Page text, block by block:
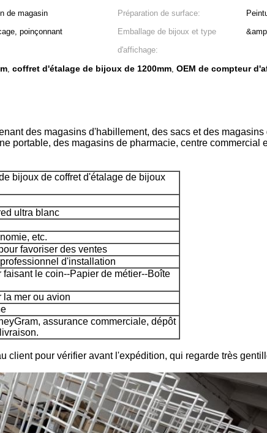
de magasin Préparation de surface:
poinçonnant
Emballage de bijoux et type
d'affichage:
, coffret d'étalage de bijoux de 1200mm, OEM de compteur
des magasins d'habillement, des sacs et des
portable, des magasins de pharmacie, centre commercial
bijoux de coffret d'étalage de bijoux
ultra blanc
etc.
favoriser des ventes
d'installation
le coin--Papier de métier--Boîte
la mer ou avion
assurance commerciale, dépôt
pour vérifier avant l'expédition, qui regarde très